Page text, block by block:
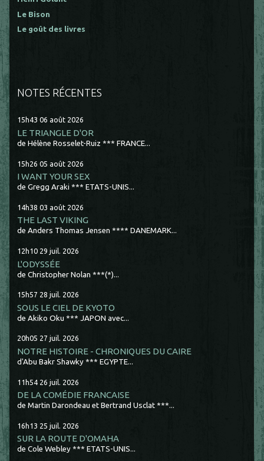
Le Bison
Le goût des livres
NOTES RÉCENTES
15h43 06 août 2026
LE TRIANGLE D'OR
de Hélène Rosselet-Ruiz *** FRANCE...
15h26 05 août 2026
I WANT YOUR SEX
de Gregg Araki *** ETATS-UNIS...
14h38 03 août 2026
THE LAST VIKING
de Anders Thomas Jensen **** DANEMARK...
12h10 29 juil. 2026
L'ODYSSÉE
de Christopher Nolan ***(*)...
15h57 28 juil. 2026
SOUS LE CIEL DE KYOTO
de Akiko Oku *** JAPON avec...
20h05 27 juil. 2026
NOTRE HISTOIRE - CHRONIQUES DU CAIRE
d'Abu Bakr Shawky *** EGYPTE...
11h54 26 juil. 2026
DE LA COMÉDIE FRANCAISE
de Martin Darondeau et Bertrand Usclat ***...
16h13 25 juil. 2026
SUR LA ROUTE D'OMAHA
de Cole Webley *** ETATS-UNIS...